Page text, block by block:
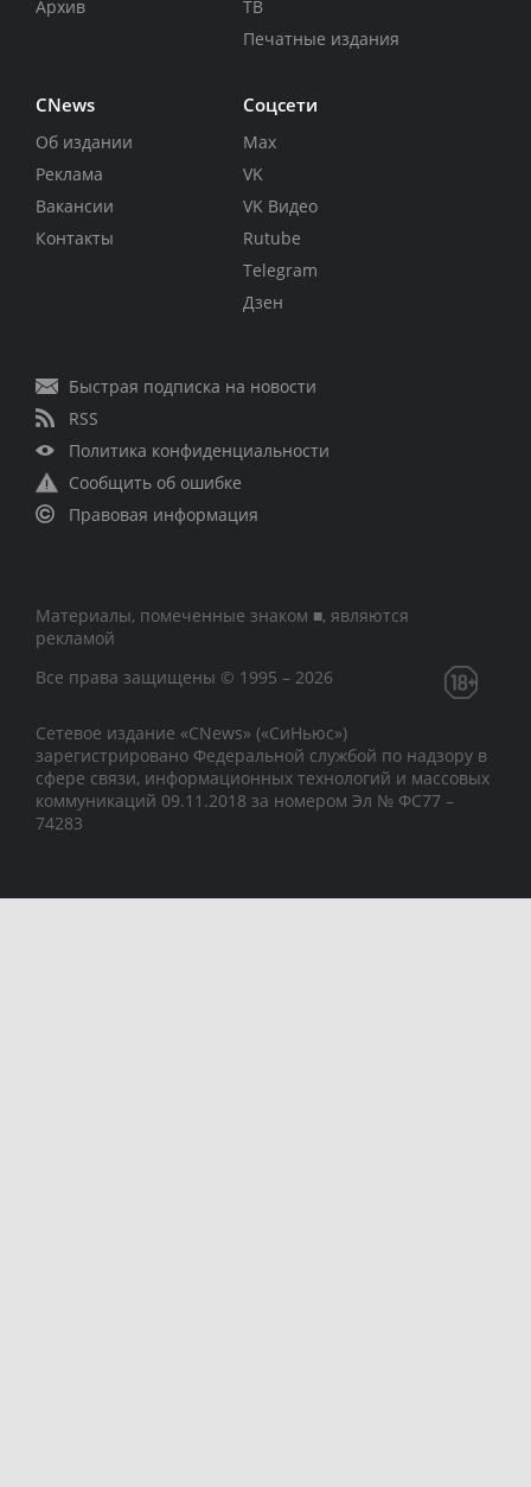
Архив
ТВ
Печатные издания
CNews
Об издании
Реклама
Вакансии
Контакты
Соцсети
Max
VK
VK Видео
Rutube
Telegram
Дзен
Быстрая подписка на новости
RSS
Политика конфиденциальности
Сообщить об ошибке
Правовая информация
Материалы, помеченные знаком ■, являются
рекламой
Все права защищены © 1995 – 2026
Сетевое издание «CNews» («СиНьюс»)
зарегистрировано Федеральной службой по надзору в
сфере связи, информационных технологий и массовых
коммуникаций 09.11.2018 за номером Эл № ФС77 –
74283